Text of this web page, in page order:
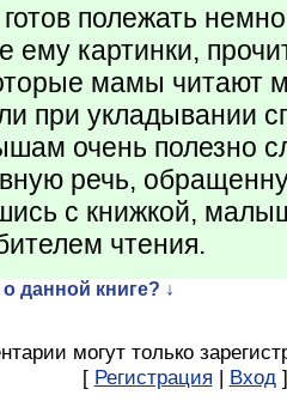
полежать
ему картинки,
мамы читают
при укладывании
очень полезно
речь,
с книжкой,
чтения.
данной книге? ↓
могут только
[ Регистрация | Вход ]